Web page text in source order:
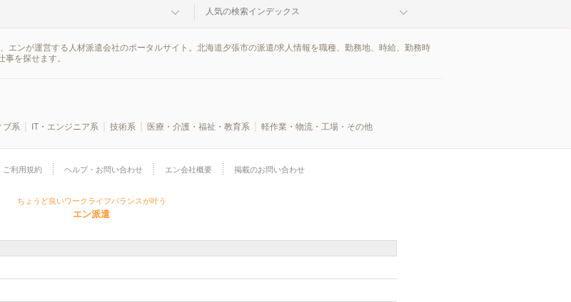
人気の検索インデックス
ンが運営する人材派遣会社のポータルサイト。北海道夕張市の派遣/求人情報を職種、勤務地、時給、勤務時
を探せます。
ブ系 IT・エンジニア系 技術系 医療・介護・福祉・教育系 軽作業・物流・工場・その他
ご利用規約 ヘルプ・お問い合わせ エン会社概要 掲載のお問い合わせ
ちょうど良いワークライフバランスが叶う
エン派遣